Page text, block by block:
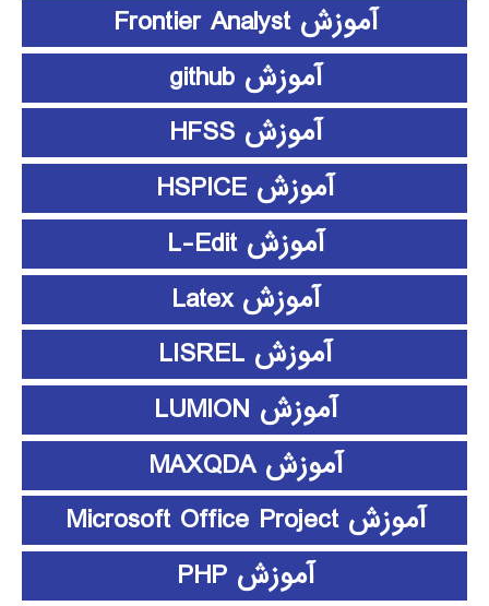
آموزش Frontier Analyst
آموزش github
آموزش HFSS
آموزش HSPICE
آموزش L-Edit
آموزش Latex
آموزش LISREL
آموزش LUMION
آموزش MAXQDA
آموزش Microsoft Office Project
آموزش PHP